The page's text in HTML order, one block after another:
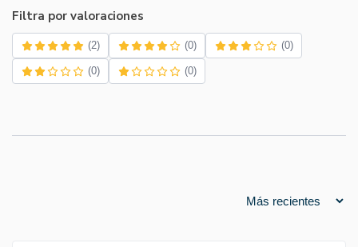
Filtra por valoraciones
(2) (0) (0)
(0) (0)